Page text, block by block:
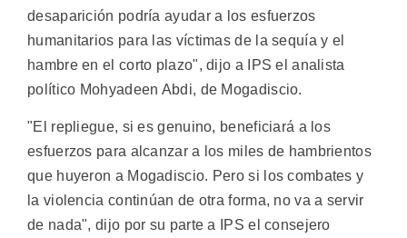
desaparición podría ayudar a los esfuerzos
humanitarios para las víctimas de la sequía y el
hambre en el corto plazo", dijo a IPS el analista
político Mohyadeen Abdi, de Mogadiscio.
"El repliegue, si es genuino, beneficiará a los
esfuerzos para alcanzar a los miles de hambrientos
que huyeron a Mogadiscio. Pero si los combates y
la violencia continúan de otra forma, no va a servir
de nada", dijo por su parte a IPS el consejero